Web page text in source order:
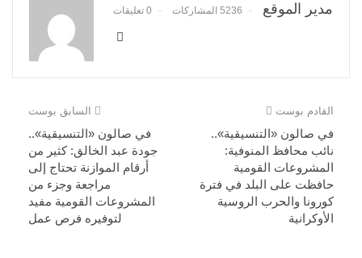
مدير الموقع 5236 المشاركات 0 تعليقات
السابق بوست
في صالون «التنسيقية»..
جودة عبد الخالق: كثير من
أرقام الموازنة تحتاج إلى
مراجعة وجزء من
المشروعات القومية مفيد
لتوفيره فرص عمل
القادم بوست
في صالون «التنسيقية»..
نائب محافظ المنوفية:
المشروعات القومية
حافظت على البلد في فترة
كورونا والحرب الروسية
الأوكرانية